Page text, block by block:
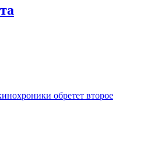
обретет второе